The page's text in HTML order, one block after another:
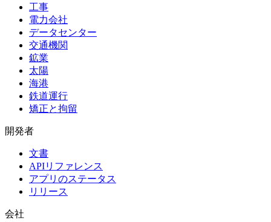
工事
電力会社
データセンター
交通機関
鉱業
太陽
海港
鉄道運行
矯正と拘留
開発者
文書
APIリファレンス
アプリのステータス
リリース
会社